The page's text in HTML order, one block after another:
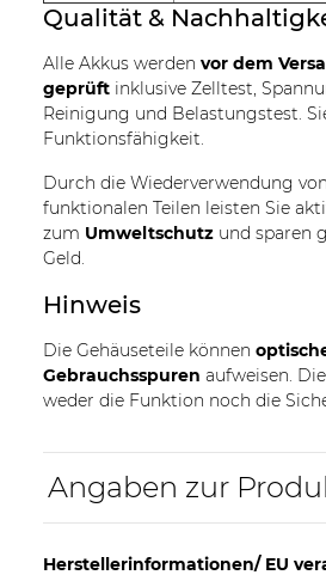
Qualität &
Alle Akkus werden vor dem
geprüft inklusive Zelltest,
Reinigung und Belastungstest.
Funktionsfähigkeit.
Durch die Wiederverwendung
funktionalen Teilen leisten Sie
zum Umweltschutz und sparen
Geld.
Hinweis
Die Gehäuseteile können
Gebrauchsspuren aufweisen.
weder die Funktion noch die
Angaben zur
Herstellerinformationen/ EU